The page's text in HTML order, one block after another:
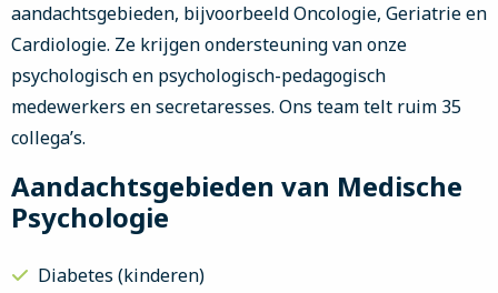
aandachtsgebieden, bijvoorbeeld Oncologie, Geriatrie en
Cardiologie. Ze krijgen ondersteuning van onze
psychologisch en psychologisch-pedagogisch
medewerkers en secretaresses. Ons team telt ruim 35
collega’s.
Aandachtsgebieden van Medische
Psychologie
Diabetes (kinderen)